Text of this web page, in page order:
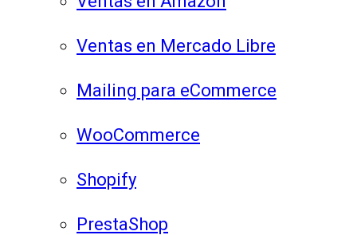
Ventas en Mercado Libre
Mailing para eCommerce
WooCommerce
Shopify
PrestaShop